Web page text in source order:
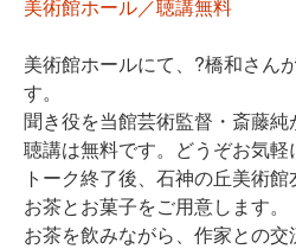
美術館ホール／聴講無料
美術館ホールにて、?橋和さん
す。
聞き役を当館芸術監督・斎藤純
聴講は無料です。どうぞお気軽
トーク終了後、石神の丘美術
お茶とお菓子をご用意します。
お茶を飲みながら、作家との交